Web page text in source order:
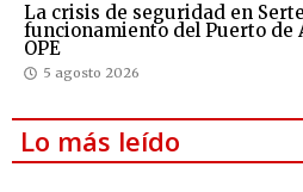
La crisis de seguridad en
funcionamiento del Puerto de
OPE
5 agosto 2026
Lo más leído